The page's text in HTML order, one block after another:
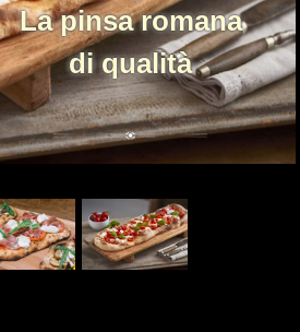
La pinsa romana
di qualità